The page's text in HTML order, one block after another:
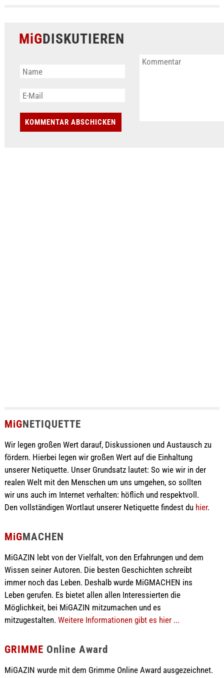
MiGDISKUTIEREN
MiGNETIQUETTE
Wir legen großen Wert darauf, Diskussionen und Austausch zu
fördern. Hierbei legen wir großen Wert auf die Einhaltung
unserer Netiquette. Unser Grundsatz lautet: So wie wir in der
realen Welt mit den Menschen um uns umgehen, so sollten
wir uns auch im Internet verhalten: höflich und respektvoll.
Den vollständigen Wortlaut unserer Netiquette findest du hier.
MiGMACHEN
MiGAZIN lebt von der Vielfalt, von den Erfahrungen und dem
Wissen seiner Autoren. Die besten Geschichten schreibt
immer noch das Leben. Deshalb wurde MiGMACHEN ins
Leben gerufen. Es bietet allen allen Interessierten die
Möglichkeit, bei MiGAZIN mitzumachen und es
mitzugestalten. Weitere Informationen gibt es hier ...
GRIMME Online Award
MiGAZIN wurde mit dem Grimme Online Award ausgezeichnet.